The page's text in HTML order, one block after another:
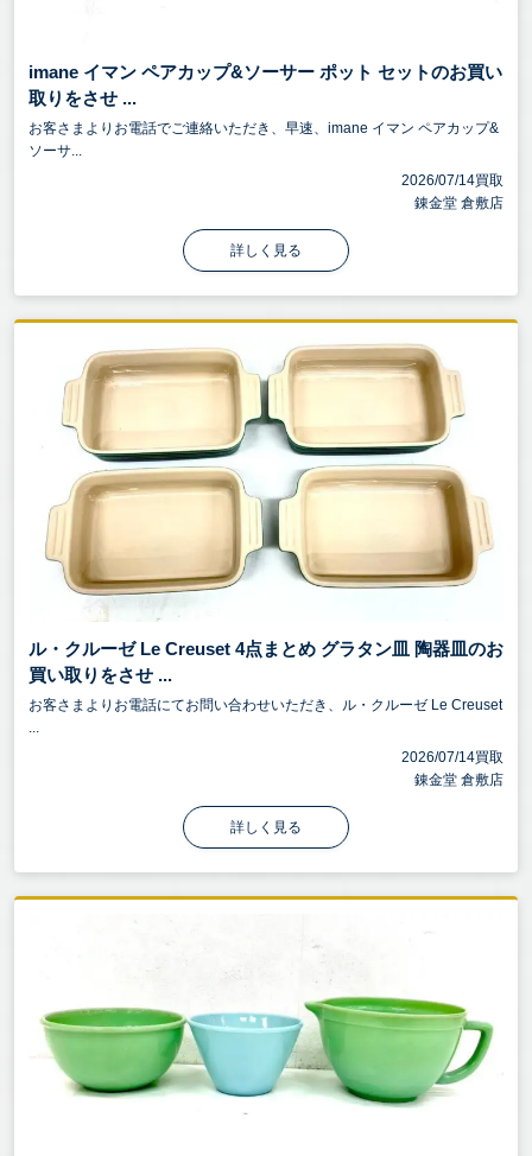
imane イマン ペアカップ&ソーサー ポット セットのお買い
取りをさせ ...
お客さまよりお電話でご連絡いただき、早速、imane イマン ペアカップ&
ソーサ...
2026/07/14買取
錬金堂 倉敷店
詳しく見る
ル・クルーゼ Le Creuset 4点まとめ グラタン皿 陶器皿のお
買い取りをさせ ...
お客さまよりお電話にてお問い合わせいただき、ル・クルーゼ Le Creuset
...
2026/07/14買取
錬金堂 倉敷店
詳しく見る